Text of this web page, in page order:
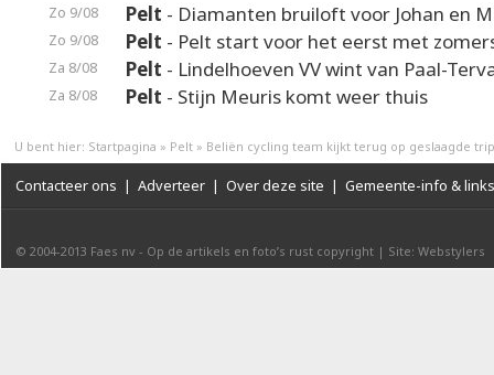
Zo 9/08 Pelt - Diamanten bruiloft voor Johan en
Zo 9/08 Pelt - Pelt start voor het eerst met
Za 8/08 Pelt - Lindelhoeven VV wint van Paal-
Za 8/08 Pelt - Stijn Meuris komt weer thuis
U bent hier: Startpagina » Pelt » Beliën cycling team kijkt terug op geslaagde trip
Contacteer ons | Adverteer | Over deze site | Gemeente-info & links
© 2004-2013 Faes nv - Op de artikels en foto’s rust copyright | Site: Webstylers